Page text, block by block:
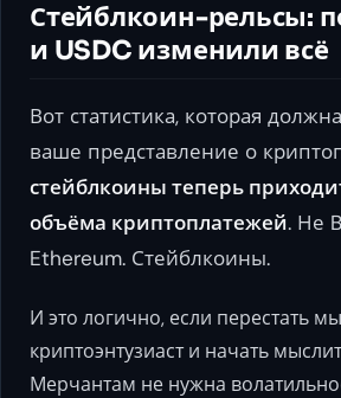
Стейблкоин-рельсы:
и USDC изменили всё
Вот статистика, которая
ваше представление о
стейблкоины теперь
объёма криптоплатежей. Не
Ethereum. Стейблкоины.
И это логично, если перестать
криптоэнтузиаст и начать
Мерчантам не нужна